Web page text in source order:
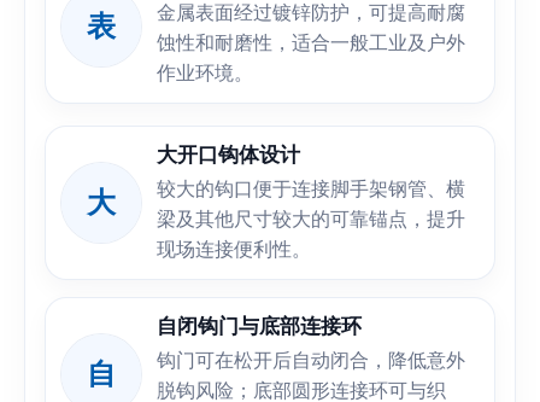
表
金属表面经过镀锌防护，可提高耐腐
蚀性和耐磨性，适合一般工业及户外
作业环境。
大
大开口钩体设计
较大的钩口便于连接脚手架钢管、横
梁及其他尺寸较大的可靠锚点，提升
现场连接便利性。
自
自闭钩门与底部连接环
钩门可在松开后自动闭合，降低意外
脱钩风险；底部圆形连接环可与织